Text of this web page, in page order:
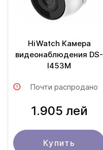
HiWatch Камера
видеонаблюдения DS-
I453M
Почти распродано
1.905 лей
Купить